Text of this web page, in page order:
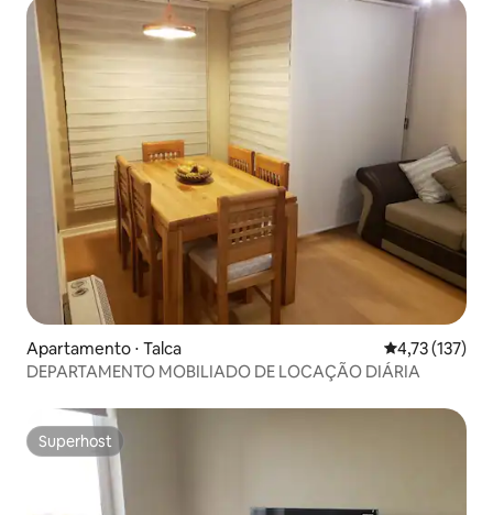
Apartamento ⋅ Talca 4,73 de uma
4,73 (137)
DEPARTAMENTO MOBILIADO DE LOCAÇÃO DIÁRIA
Superhost
Superhost